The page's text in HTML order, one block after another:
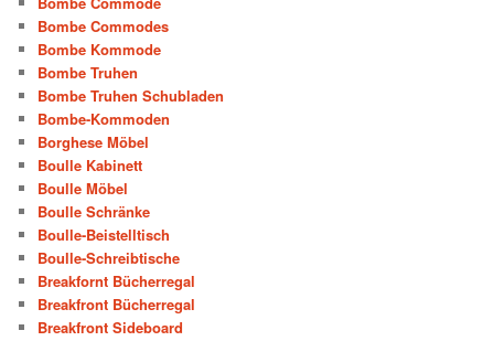
Bombe Commodes
Bombe Kommode
Bombe Truhen
Bombe Truhen Schubladen
Bombe-Kommoden
Borghese Möbel
Boulle Kabinett
Boulle Möbel
Boulle Schränke
Boulle-Beistelltisch
Boulle-Schreibtische
Breakfornt Bücherregal
Breakfront Bücherregal
Breakfront Sideboard